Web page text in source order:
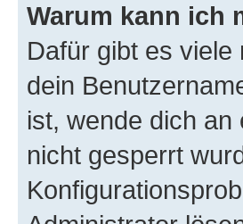
Warum kann ich
Dafür gibt es
dein
ist, wende dich
nicht gesperrt